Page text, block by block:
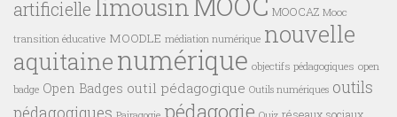
artificielle limousin MOOCAZ Mooc
transition éducative MOODLE médiation numérique nouvelle
aquitainenumérique objectifs pédagogiques open
badge Open Badges outil pédagogique Outils numériques outils
pédagogie